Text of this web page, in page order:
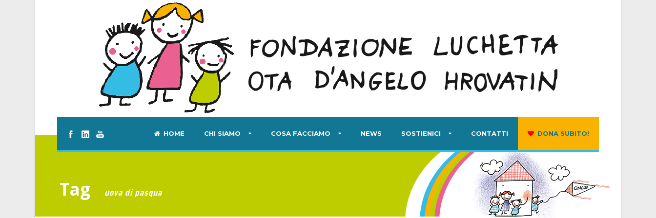
HOME CHI SIAMO COSA FACCIAMO NEWS SOSTIENICI CONTATTI DONA SUBITO!
Tag uova di pasqua